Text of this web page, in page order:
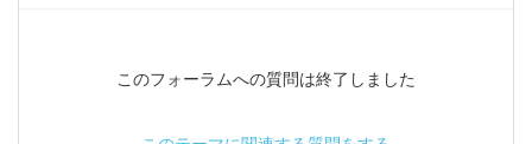
このフォーラムへの質問は終了しました